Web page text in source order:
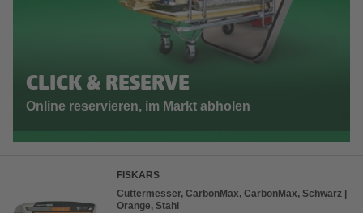
CLICK & RESERVE
Online reservieren, im Markt abholen
FISKARS
Cuttermesser, CarbonMax, CarbonMax, Schwarz |
Orange, Stahl